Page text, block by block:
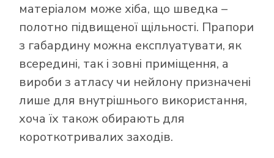
матеріалом може хіба, що шведка –
полотно підвищеної щільності. Прапори
з габардину можна експлуатувати, як
всередині, так і зовні приміщення, а
вироби з атласу чи нейлону призначені
лише для внутрішнього використання,
хоча їх також обирають для
короткотривалих заходів.